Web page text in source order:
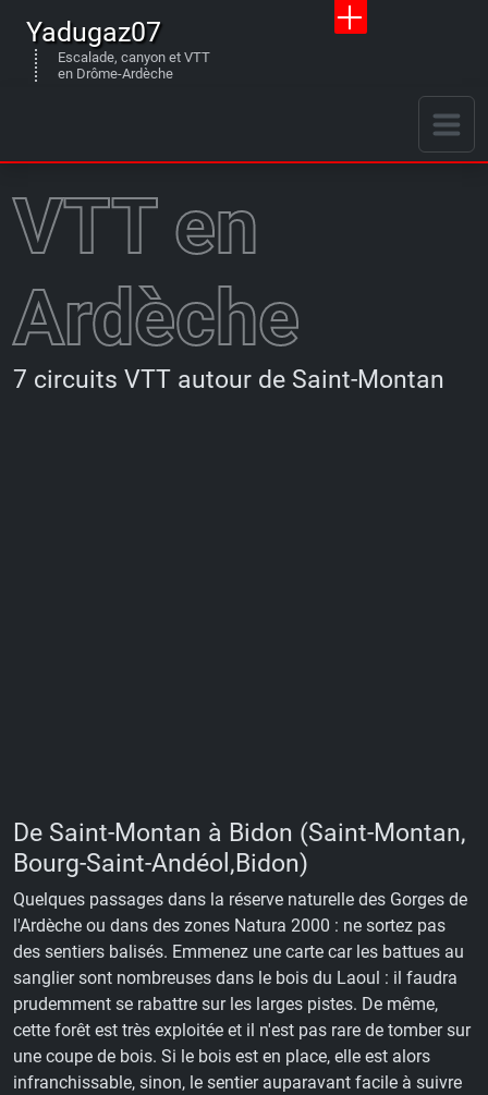
Yadugaz07
Escalade, canyon et VTT
en Drôme-Ardèche
VTT en
Ardèche
7 circuits VTT autour de Saint-Montan
De Saint-Montan à Bidon (Saint-Montan,
Bourg-Saint-Andéol,Bidon)
Quelques passages dans la réserve naturelle des Gorges de
l'Ardèche ou dans des zones Natura 2000 : ne sortez pas
des sentiers balisés. Emmenez une carte car les battues au
sanglier sont nombreuses dans le bois du Laoul : il faudra
prudemment se rabattre sur les larges pistes. De même,
cette forêt est très exploitée et il n'est pas rare de tomber sur
une coupe de bois. Si le bois est en place, elle est alors
infranchissable, sinon, le sentier auparavant facile à suivre